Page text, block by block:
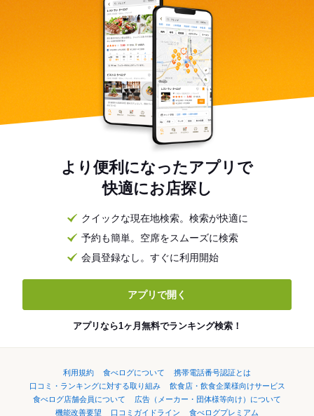
より便利になったアプリで
快適にお店探し
クイックな現在地検索。検索が快適に
予約も簡単。空席をスムーズに検索
会員登録なし。すぐに利用開始
アプリで開く
アプリなら1ヶ月無料でランキング検索！
利用規約 食べログについて
携帯電話番号認証とは
口コミ・ランキングに対する取り組み
飲食店・飲食企業様向けサービス
食べログ店舗会員について
広告（メーカー・団体様等向け）について
機能改善要望
口コミガイドライン
食べログプレミアム